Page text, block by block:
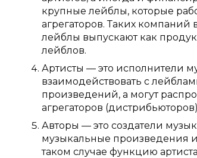
крупные лейблы, которые
агрегаторов. Таких компаний
лейблы выпускают как
лейблов.
Артисты — это исполнители
взаимодействовать с
произведений, а могут
агрегаторов
Авторы — это создатели
музыкальные произведения
таком случае функцию